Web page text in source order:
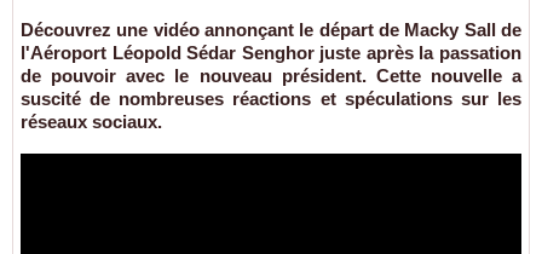
Découvrez une vidéo annonçant le départ de Macky Sall de
l'Aéroport Léopold Sédar Senghor juste après la passation
de pouvoir avec le nouveau président. Cette nouvelle a
suscité de nombreuses réactions et spéculations sur les
réseaux sociaux.